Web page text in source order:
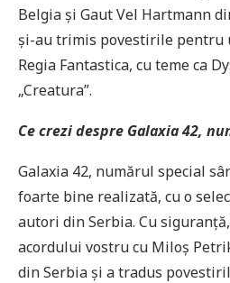
Belgia și Gaut Vel Hartmann
și-au trimis povestirile pentru
Regia Fantastica, cu teme ca
„Creatura”.
Ce crezi despre Galaxia 42,
Galaxia 42, numărul special
foarte bine realizată, cu o
autori din Serbia. Cu
acordului vostru cu Miloș
din Serbia și a tradus